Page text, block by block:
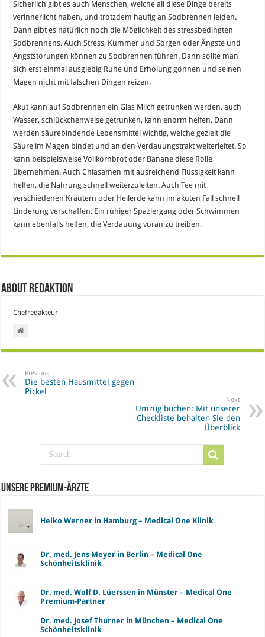
Sicherlich gibt es auch Menschen, welche all diese Dinge bereits
verinnerlicht haben, und trotzdem häufig an Sodbrennen leiden.
Dann gibt es natürlich noch die Möglichkeit des stressbedingten
Sodbrennens. Auch Stress, Kummer und Sorgen oder Ängste und
Angststörungen können zu Sodbrennen führen. Dann sollte man
sich erst einmal ausgiebig Ruhe und Erholung gönnen und seinen
Magen nicht mit falschen Dingen reizen.
Akut kann auf Sodbrennen ein Glas Milch getrunken werden, auch
Wasser, schlückchenweise getrunken, kann enorm helfen. Dann
werden säurebindende Lebensmittel wichtig, welche gezielt die
Säure im Magen bindet und an den Verdauungstrakt weiterleitet. So
kann beispielsweise Vollkornbrot oder Banane diese Rolle
übernehmen. Auch Chiasamen mit ausreichend Flüssigkeit kann
helfen, die Nahrung schnell weiterzuleiten. Auch Tee mit
verschiedenen Kräutern oder Heilerde kann im akuten Fall schnell
Linderung verschaffen. Ein ruhiger Spaziergang oder Schwimmen
kann ebenfalls helfen, die Verdauung voran zu treiben.
About Redaktion
Chefredakteur
Previous
Die besten Hausmittel gegen
Pickel
Next
Umzug buchen: Mit unserer
Checkliste behalten Sie den
Überblick
Unsere Premium-Ärzte
Heiko Werner in Hamburg – Medical One Klinik
Dr. med. Jens Meyer in Berlin – Medical One
Schönheitsklinik
Dr. med. Wolf D. Lüerssen in Münster – Medical One
Premium-Partner
Dr. med. Josef Thurner in München – Medical One
Schönheitsklinik